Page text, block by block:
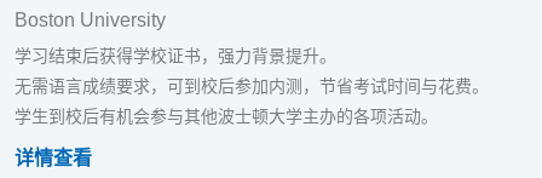
Boston University
学习结束后获得学校证书，强力背景提升。
无需语言成绩要求，可到校后参加内测，节省考试时间与花费。
学生到校后有机会参与其他波士顿大学主办的各项活动。
详情查看